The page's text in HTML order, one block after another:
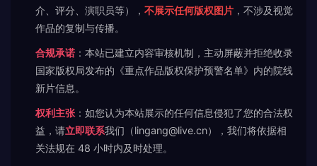
介、评分、演职员等）， 不展示任何版权图片 ，不涉及视觉
作品的复制与传播。
合规承诺 ：本站已建立内容审核机制，主动屏蔽并拒绝收录
国家版权局发布的《重点作品版权保护预警名单》内的院线
新片信息。
权利主张 ：如您认为本站展示的任何信息侵犯了您的合法权
益，请立即联系我们（lingang@live.cn），我们将依据相
关法规在 48 小时内及时处理。